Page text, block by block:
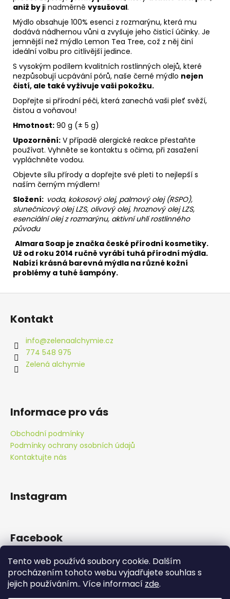
Tento web používá soubory cookie. Dalším
procházením tohoto webu vyjadřujete souhlas s
jejich používáním.. Více informací zde.
aniž by ji nadměrně vysušoval.
Mýdlo obsahuje 100% esenci z rozmarýnu, která mu
dodává nádhernou vůni a zvyšuje jeho čisticí účinky. Je
jemnější než mýdlo Lemon Tea Tree, což z něj činí
ideální volbu pro citlivější jedince.
S vysokým podílem kvalitních rostlinných olejů, které
nezpůsobují ucpávání pórů, naše černé mýdlo nejen
čistí, ale také vyživuje vaši pokožku.
Dopřejte si přírodní péči, která zanechá vaši pleť svěží,
čistou a voňavou!
Hmotnost: 90 g (± 5 g)
Upozornění: V případě alergické reakce přestaňte
používat. Vyhněte se kontaktu s očima, při zasažení
vypláchněte vodou.
Objevte sílu přírody a dopřejte své pleti to nejlepší s
naším černým mýdlem!
Složení: voda, kokosový olej, palmový olej (RSPO),
slunečnicový olej LZS, olivový olej, hroznový olej LZS,
esenciální olej z rozmarýnu, aktivní uhlí rostlinného
původu
Almara Soap je značka české přírodní kosmetiky.
Už od roku 2014 ručně vyrábí tuhá přírodní mýdla.
Nabízí krásná barevná mýdla na různé kožní
problémy a tuhé šampóny.
Z
Kontakt
info@zelenaalchymie.cz
774 548 975
Zelená alchymie
Informace pro vás
Obchodní podmínky
Podmínky ochrany osobních údajů
Kontaktujte nás
Instagram
Facebook
Doprava zdarma od 890 Kč!